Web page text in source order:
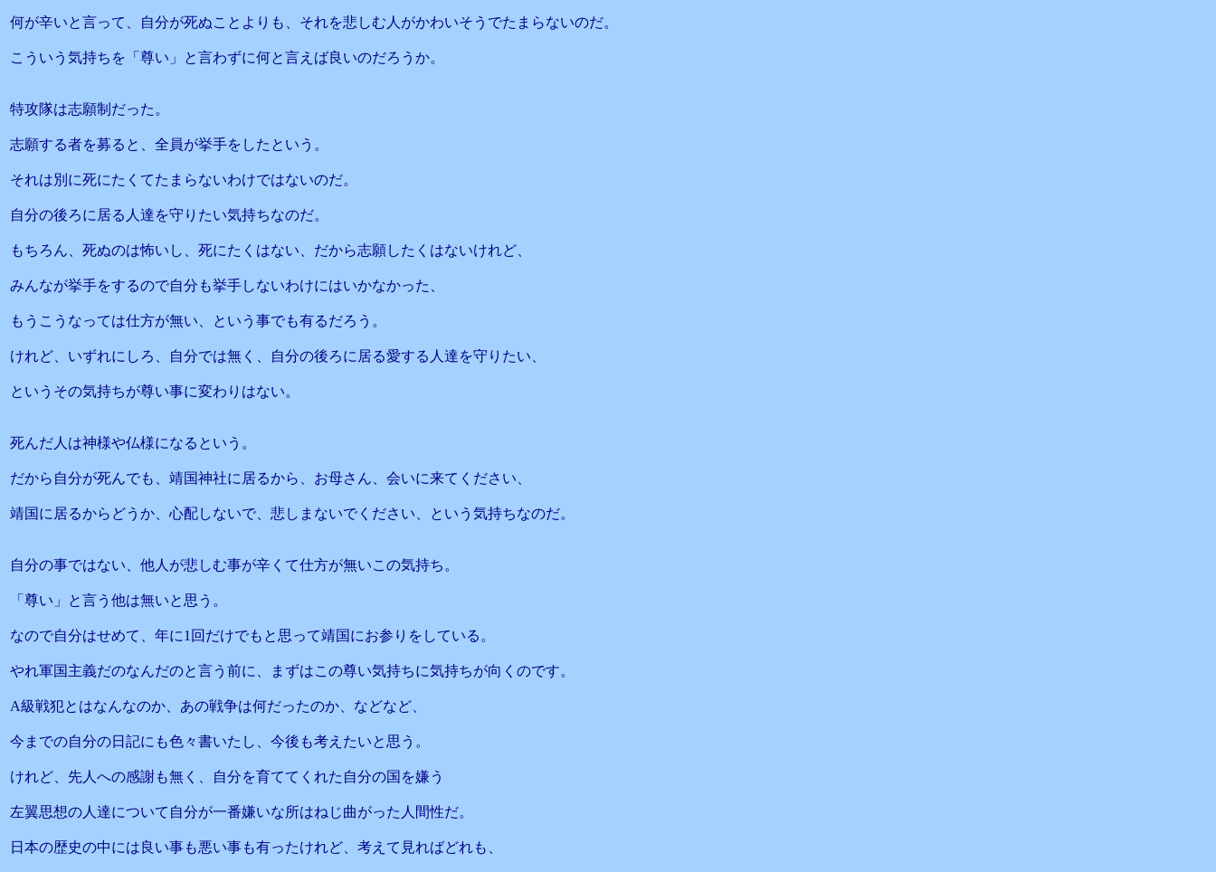
何が辛いと言って、自分が死ぬことよりも、それを悲しむ人がかわいそうでたまらないのだ。
こういう気持ちを「尊い」と言わずに何と言えば良いのだろうか。
特攻隊は志願制だった。
志願する者を募ると、全員が挙手をしたという。
それは別に死にたくてたまらないわけではないのだ。
自分の後ろに居る人達を守りたい気持ちなのだ。
もちろん、死ぬのは怖いし、死にたくはない、だから志願したくはないけれど、
みんなが挙手をするので自分も挙手しないわけにはいかなかった、
もうこうなっては仕方が無い、という事でも有るだろう。
けれど、いずれにしろ、自分では無く、自分の後ろに居る愛する人達を守りたい、
というその気持ちが尊い事に変わりはない。
死んだ人は神様や仏様になるという。
だから自分が死んでも、靖国神社に居るから、お母さん、会いに来てください、
靖国に居るからどうか、心配しないで、悲しまないでください、という気持ちなのだ。
自分の事ではない、他人が悲しむ事が辛くて仕方が無いこの気持ち。
「尊い」と言う他は無いと思う。
なので自分はせめて、年に1回だけでもと思って靖国にお参りをしている。
やれ軍国主義だのなんだのと言う前に、まずはこの尊い気持ちに気持ちが向くのです。
A級戦犯とはなんなのか、あの戦争は何だったのか、などなど、
今までの自分の日記にも色々書いたし、今後も考えたいと思う。
けれど、先人への感謝も無く、自分を育ててくれた自分の国を嫌う
左翼思想の人達について自分が一番嫌いな所はねじ曲がった人間性だ。
日本の歴史の中には良い事も悪い事も有ったけれど、考えて見ればどれも、